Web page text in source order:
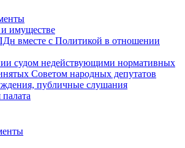
имуществе
вместе с Политикой в отношении
судом недействующими нормативных
Советом народных депутатов
публичные слушания